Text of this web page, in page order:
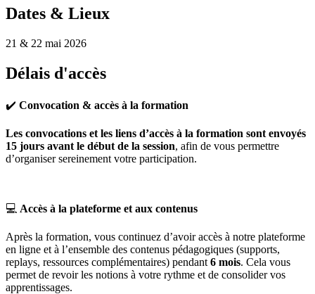
Dates & Lieux
21 & 22 mai 2026
Délais d'accès
✔️ Convocation & accès à la formation
Les convocations et les liens d’accès à la formation sont envoyés
15 jours avant le début de la session, afin de vous permettre
d’organiser sereinement votre participation.
💻 Accès à la plateforme et aux contenus
Après la formation, vous continuez d’avoir accès à notre plateforme
en ligne et à l’ensemble des contenus pédagogiques (supports,
replays, ressources complémentaires) pendant 6 mois. Cela vous
permet de revoir les notions à votre rythme et de consolider vos
apprentissages.